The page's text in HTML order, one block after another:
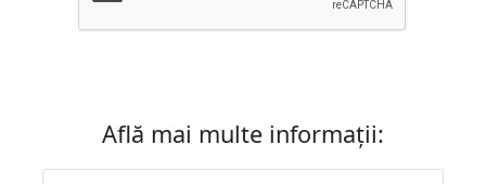
Află mai multe informații: